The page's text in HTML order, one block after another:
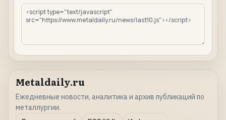
Metaldaily.ru
Ежедневные новости, аналитика и архив публикаций по
металлургии.